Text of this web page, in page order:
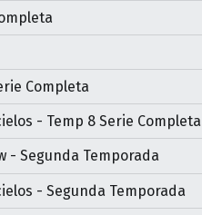
Completa
- Temp 8 Serie Completa
- Segunda Temporada
- Segunda Temporada